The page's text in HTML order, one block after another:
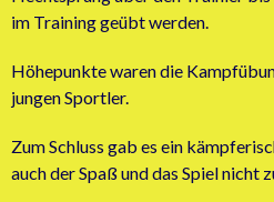
im Training geübt werden.
Höhepunkte waren die
jungen Sportler.
Zum Schluss gab es ein
auch der Spaß und das Spiel nicht